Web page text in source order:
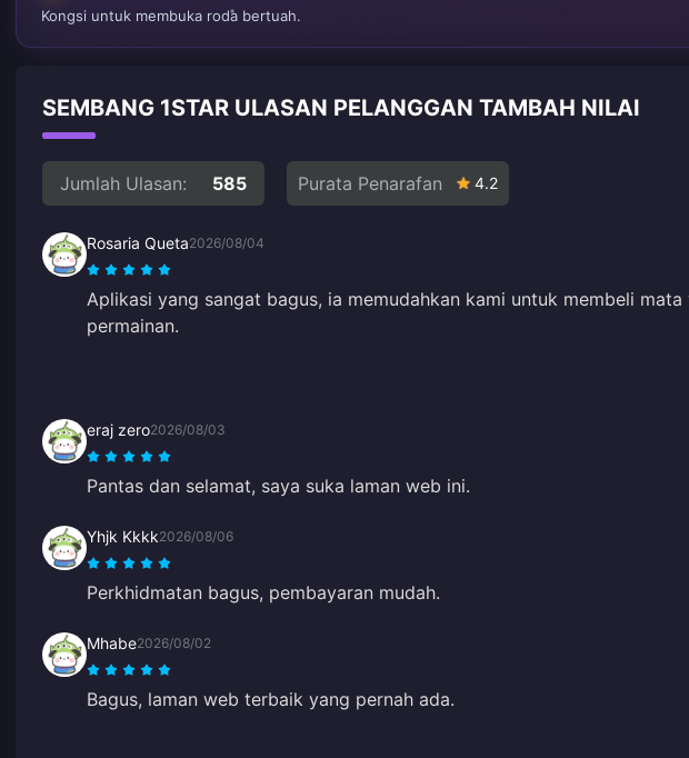
Kongsi untuk membuka roda bertuah.
SEMBANG 1STAR ULASAN PELANGGAN TAMBAH NILAI
Jumlah Ulasan: 585 Purata Penarafan 4.2
Rosaria Queta2026/08/04
Aplikasi yang sangat bagus, ia memudahkan kami untuk membeli mata
permainan.
eraj zero2026/08/03
Pantas dan selamat, saya suka laman web ini.
Yhjk Kkkk2026/08/06
Perkhidmatan bagus, pembayaran mudah.
Mhabe2026/08/02
Bagus, laman web terbaik yang pernah ada.